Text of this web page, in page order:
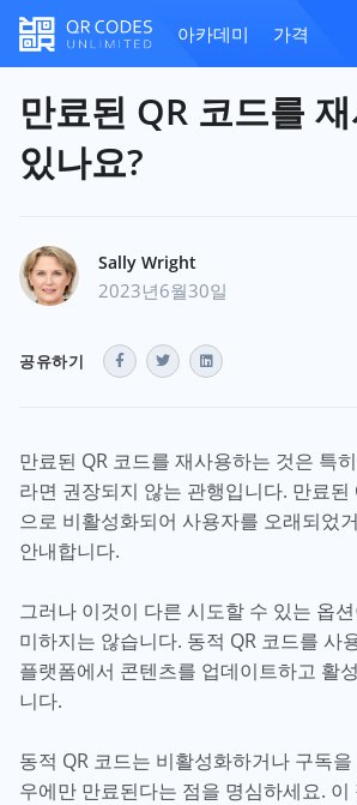
아카데미 가격
만료된 QR 코드를
있나요?
Sally Wright
2023년6월30일
공유하기
만료된 QR 코드를 재사용하는 것은 특
라면 권장되지 않는 관행입니다. 만료된
으로 비활성화되어 사용자를 오래되었
안내합니다.
그러나 이것이 다른 시도할 수 있는 옵
미하지는 않습니다. 동적 QR 코드를 사
플랫폼에서 콘텐츠를 업데이트하고 활
니다.
동적 QR 코드는 비활성화하거나 구독
우에만 만료된다는 점을 명심하세요.